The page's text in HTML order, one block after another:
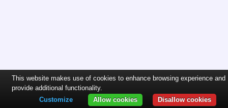
This website makes use of cookies to enhance browsing experience and
provide additional functionality.
Disallow cookies
Allow cookies
Customize